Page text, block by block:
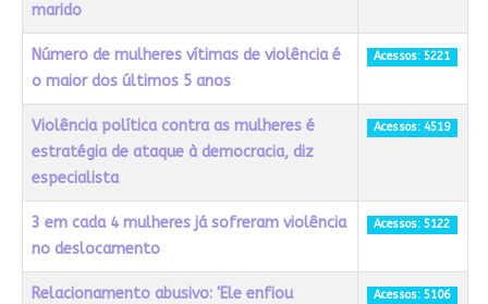
marido
Número de mulheres vítimas de violência é
o maior dos últimos 5 anos
Acessos: 5221
Violência política contra as mulheres é
estratégia de ataque à democracia, diz
especialista
Acessos: 4519
3 em cada 4 mulheres já sofreram violência
no deslocamento
Acessos: 5122
Relacionamento abusivo: 'Ele enfiou Acessos: 5106